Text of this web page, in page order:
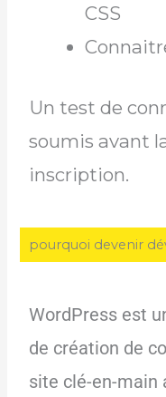
CSS
Un test de
soumis avant
inscription.
pourquoi devenir
WordPress est
de création de
site clé-en-main